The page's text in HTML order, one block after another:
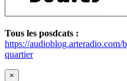
Tous les posdcats :
https://
quartier
×